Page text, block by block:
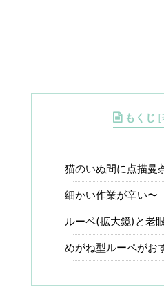
もくじ [
猫のいぬ間に点描曼
細かい作業が辛い〜
ルーペ(拡大鏡)と老
めがね型ルーペがお